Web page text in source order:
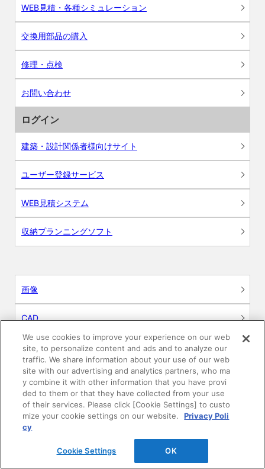
WEB見積・各種シミュレーション
交換用部品の購入
修理・点検
お問い合わせ
ログイン
建築・設計関係者様向けサイト
ユーザー登録サービス
WEB見積システム
収納プランニングソフト
画像
CAD
BIM用テクスチャー
図面（PDF）
申請関係認定書類
施工・取扱説明書
We use cookies to improve your experience on our web
site, to personalize content and ads and to analyze our
traffic. We share information about your use of our web
site with our advertising and analytics partners, who ma
y combine it with other information that you have provi
ded to them or that they have collected from your use
of their services. Please click [Cookie Settings] to custo
mize your cookie settings on our website.
Privacy Poli
cy
Cookie Settings OK